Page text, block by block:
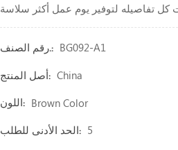
رقم الصنف.: BG092-A1
أصل المنتج: China
اللون: Brown Color
الحد الأدنى للطلب: 5